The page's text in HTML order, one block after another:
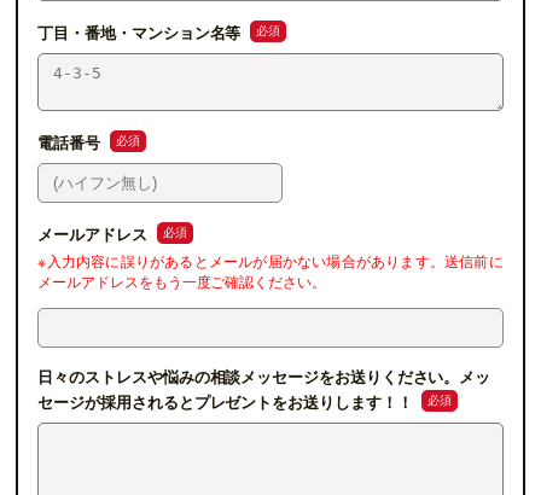
丁目・番地・マンション名等 必須
電話番号 必須
メールアドレス 必須
※入力内容に誤りがあるとメールが届かない場合があります。送信前に
メールアドレスをもう一度ご確認ください。
日々のストレスや悩みの相談メッセージをお送りください。メッ
セージが採用されるとプレゼントをお送りします！！
必須